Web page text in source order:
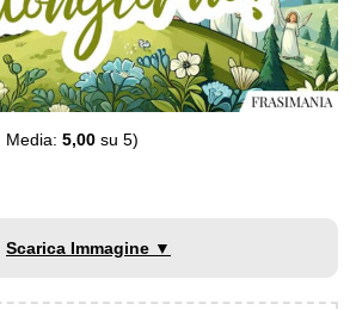
. Media: 5,00 su 5)
Scarica Immagine ▼